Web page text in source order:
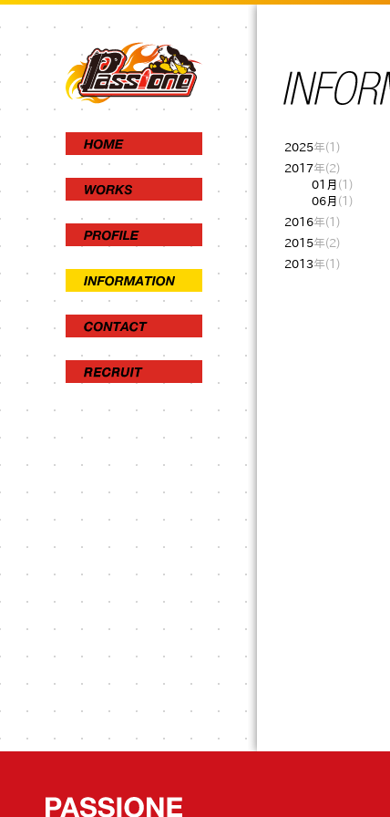
2025年(1)
2017年(2)
01月 (1)
06月 (1)
2016年(1)
2015年(2)
2013年(1)